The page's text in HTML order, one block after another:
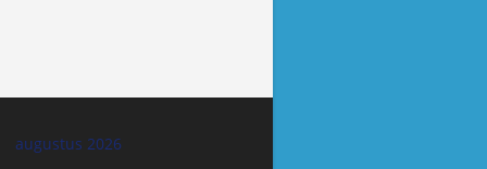
augustus 2026